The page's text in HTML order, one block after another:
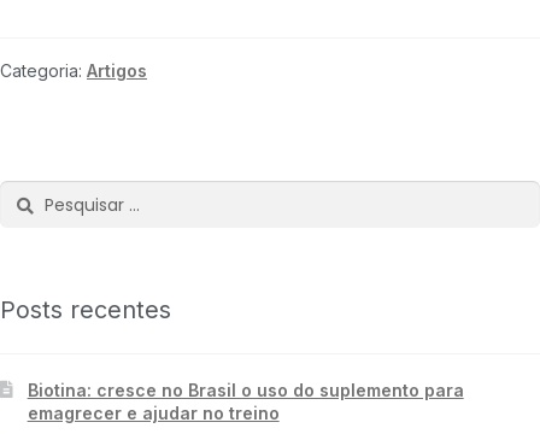
Categoria: Artigos
Posts recentes
Biotina: cresce no Brasil o uso do suplemento para
emagrecer e ajudar no treino